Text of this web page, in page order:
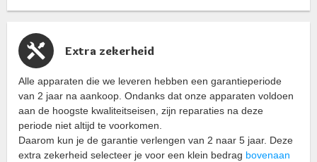
Extra zekerheid
Alle apparaten die we leveren hebben een garantieperiode
van 2 jaar na aankoop. Ondanks dat onze apparaten voldoen
aan de hoogste kwaliteitseisen, zijn reparaties na deze
periode niet altijd te voorkomen.
Daarom kun je de garantie verlengen van 2 naar 5 jaar. Deze
extra zekerheid selecteer je voor een klein bedrag bovenaan